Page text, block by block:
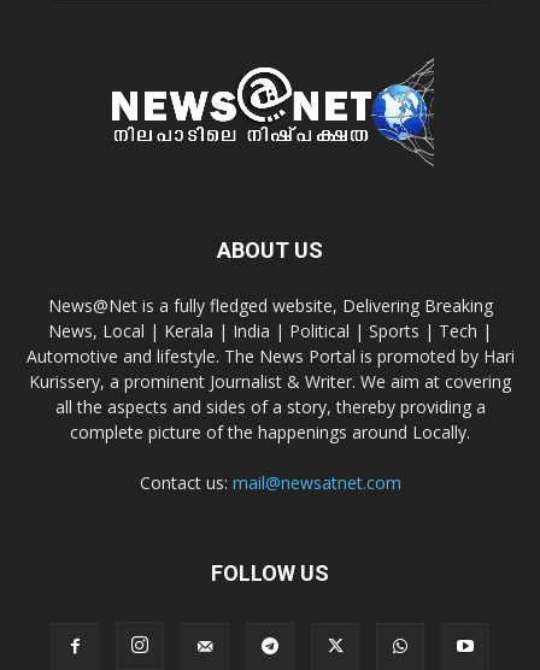
ABOUT US
News@Net is a fully fledged website, Delivering Breaking
News, Local | Kerala | India | Political | Sports | Tech |
Automotive and lifestyle. The News Portal is promoted by Hari
Kurissery, a prominent Journalist & Writer. We aim at covering
all the aspects and sides of a story, thereby providing a
complete picture of the happenings around Locally.
Contact us: mail@newsatnet.com
FOLLOW US